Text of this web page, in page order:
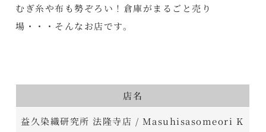
むぎ糸や布も勢ぞろい！倉庫がまるごと売り
場・・・そんなお店です。
店名
益久染織研究所 法隆寺店 / Masuhisasomeori K